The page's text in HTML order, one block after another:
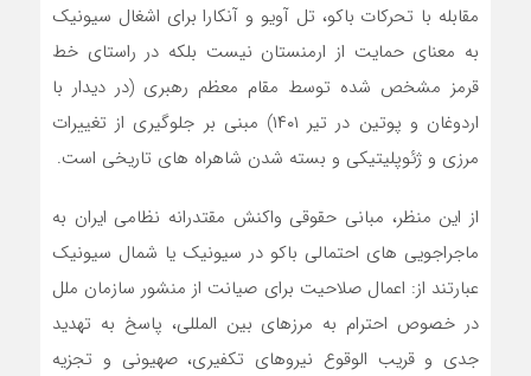
مقابله با تحرکات باکو، تل آویو و آنکارا برای اشغال سیونیک
به معنای حمایت از ارمنستان نیست بلکه در راستای خط
قرمز مشخص شده توسط مقام معظم رهبری (در دیدار با
اردوغان و پوتین در تیر ۱۴۰۱) مبنی بر جلوگیری از تغییرات
مرزی و ژئوپلیتیکی و بسته شدن شاهراه های تاریخی است.
از این منظر، مبانی حقوقی واکنش مقتدرانه نظامی ایران به
ماجراجویی های احتمالی باکو در سیونیک یا شمال سیونیک
عبارتند از: اعمال صلاحیت برای صیانت از منشور سازمان ملل
در خصوص احترام به مرزهای بین المللی، پاسخ به تهدید
جدی و قریب الوقوع نیروهای تکفیری، صهیونی و تجزیه